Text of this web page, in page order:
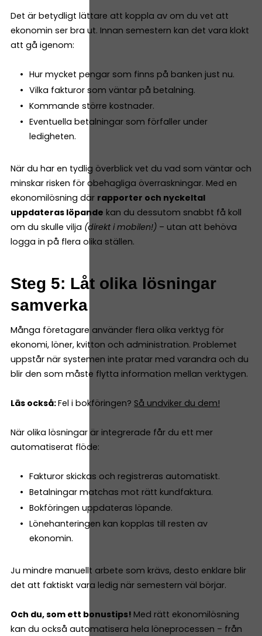
Det är betydligt lättare att koppla av om du vet att
ekonomin ser bra ut. Innan semestern kan det vara klokt
att gå igenom:
Hur mycket pengar som finns på banken just nu.
Vilka fakturor som väntar på betalning.
Kommande större kostnader.
Eventuella betalningar som förfaller under
ledigheten.
När du har en tydlig överblick vet du vad som väntar och
minskar risken för obehagliga överraskningar. Med en
ekonomilösning där rapporter och nyckeltal
uppdateras löpande kan du dessutom snabbt få koll
om du skulle vilja (direkt i mobilen!) – utan att behöva
logga in på flera olika ställen.
Steg 5: Låt olika lösningar
samverka
Många företagare använder flera olika verktyg för
ekonomi, löner, kvitton och administration. Problemet
uppstår när systemen inte pratar med varandra och du
blir den som måste flytta information mellan verktygen.
Läs också:Fel i bokföringen? Så undviker du dem!
När olika lösningar är integrerade får du ett mer
automatiserat flöde:
Fakturor skickas och registreras automatiskt.
Betalningar matchas mot rätt kundfaktura.
Bokföringen uppdateras löpande.
Lönehanteringen kan kopplas till resten av
ekonomin.
Ju mindre manuellt arbete som krävs, desto enklare blir
det att faktiskt vara ledig när semestern väl börjar.
Och du, som ett bonustips! Med rätt ekonomilösning
kan du också automatisera hela löneprocessen – från